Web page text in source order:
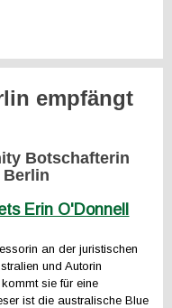
empfängt
Botschafterin
Berlin
an der juristischen
und Autorin
sie für eine
ist die australische Blue